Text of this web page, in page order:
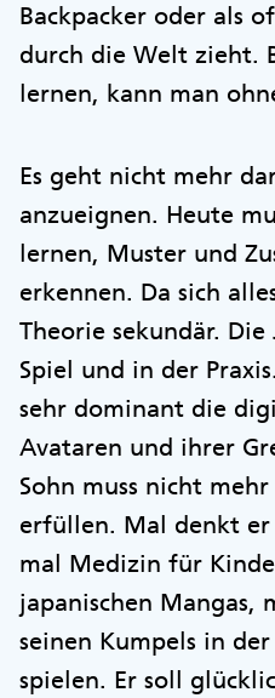
Backpacker oder als
durch die Welt zieht.
lernen, kann man
Es geht nicht mehr
anzueignen. Heute
lernen, Muster und
erkennen. Da sich
Theorie sekundär.
Spiel und in der
sehr dominant die
Avataren und ihrer
Sohn muss nicht
erfüllen. Mal denkt er
mal Medizin für
japanischen
seinen Kumpels in
spielen. Er soll